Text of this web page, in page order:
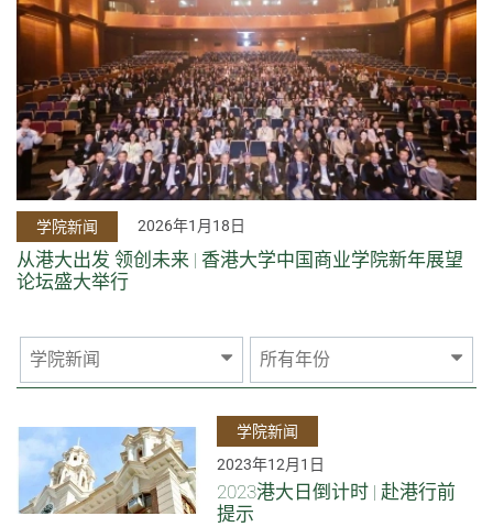
学院新闻 2026年1月18日
从港大出发 领创未来 | 香港大学中国商业学院新年展望
论坛盛大举行
学院新闻 所有年份
学院新闻
2023年12月1日
2023港大日倒计时 | 赴港行前
提示